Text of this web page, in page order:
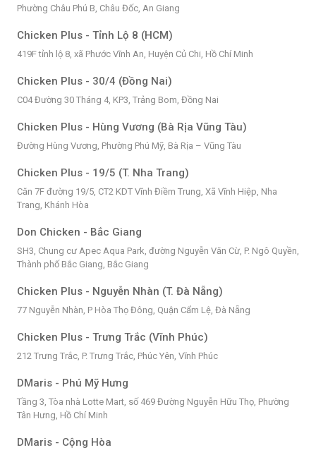
Phường Châu Phú B, Châu Đốc, An Giang
Chicken Plus - Tỉnh Lộ 8 (HCM)
419F tỉnh lộ 8, xã Phước Vĩnh An, Huyện Củ Chi, Hồ Chí Minh
Chicken Plus - 30/4 (Đồng Nai)
C04 Đường 30 Tháng 4, KP3, Trảng Bom, Đồng Nai
Chicken Plus - Hùng Vương (Bà Rịa Vũng Tàu)
Đường Hùng Vương, Phường Phú Mỹ, Bà Rịa – Vũng Tàu
Chicken Plus - 19/5 (T. Nha Trang)
Căn 7F đường 19/5, CT2 KDT Vĩnh Điềm Trung, Xã Vĩnh Hiệp, Nha
Trang, Khánh Hòa
Don Chicken - Bắc Giang
SH3, Chung cư Apec Aqua Park, đường Nguyễn Văn Cừ, P. Ngô Quyền,
Thành phố Bắc Giang, Bắc Giang
Chicken Plus - Nguyễn Nhàn (T. Đà Nẵng)
77 Nguyễn Nhàn, P Hòa Thọ Đông, Quận Cẩm Lệ, Đà Nẵng
Chicken Plus - Trưng Trắc (Vĩnh Phúc)
212 Trưng Trắc, P. Trưng Trắc, Phúc Yên, Vĩnh Phúc
DMaris - Phú Mỹ Hưng
Tầng 3, Tòa nhà Lotte Mart, số 469 Đường Nguyễn Hữu Thọ, Phường
Tân Hưng, Hồ Chí Minh
DMaris - Cộng Hòa